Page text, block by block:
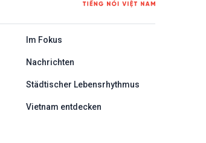
Im Fokus
Nachrichten
Städtischer Lebensrhythmus
Vietnam entdecken